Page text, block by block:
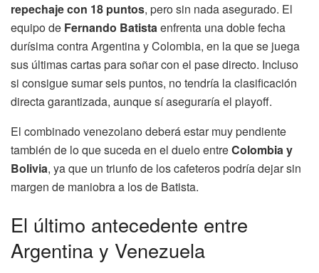
repechaje con 18 puntos, pero sin nada asegurado. El
equipo de Fernando Batistaenfrenta una doble fecha
durísima contra Argentina y Colombia, en la que se juega
sus últimas cartas para soñar con el pase directo. Incluso
si consigue sumar seis puntos, no tendría la clasificación
directa garantizada, aunque sí aseguraría el playoff.
El combinado venezolano deberá estar muy pendiente
también de lo que suceda en el duelo entreColombia y
Bolivia, ya que un triunfo de los cafeteros podría dejar sin
margen de maniobra a los de Batista.
El último antecedente entre
Argentina y Venezuela